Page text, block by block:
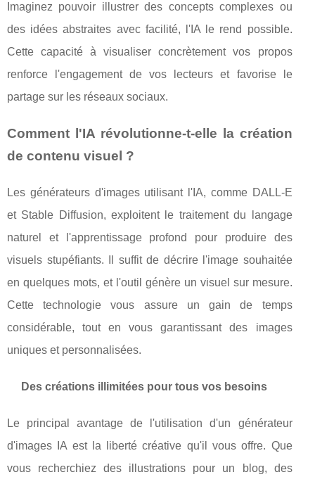
Imaginez pouvoir illustrer des concepts complexes ou
des idées abstraites avec facilité, l'IA le rend possible.
Cette capacité à visualiser concrètement vos propos
renforce l'engagement de vos lecteurs et favorise le
partage sur les réseaux sociaux.
Comment l'IA révolutionne-t-elle la création
de contenu visuel ?
Les générateurs d'images utilisant l'IA, comme DALL-E
et Stable Diffusion, exploitent le traitement du langage
naturel et l'apprentissage profond pour produire des
visuels stupéfiants. Il suffit de décrire l'image souhaitée
en quelques mots, et l'outil génère un visuel sur mesure.
Cette technologie vous assure un gain de temps
considérable, tout en vous garantissant des images
uniques et personnalisées.
Des créations illimitées pour tous vos besoins
Le principal avantage de l'utilisation d'un générateur
d'images IA est la liberté créative qu'il vous offre. Que
vous recherchiez des illustrations pour un blog, des